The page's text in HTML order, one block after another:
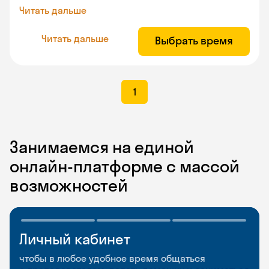
Читать дальше
Читать дальше Выбрать время
1
Занимаемся на единой
онлайн-платформе с массой
возможностей
Личный кабинет
чтобы в любое удобное время общаться
Мобильное
приложение
Разговорные клубы
и Talks